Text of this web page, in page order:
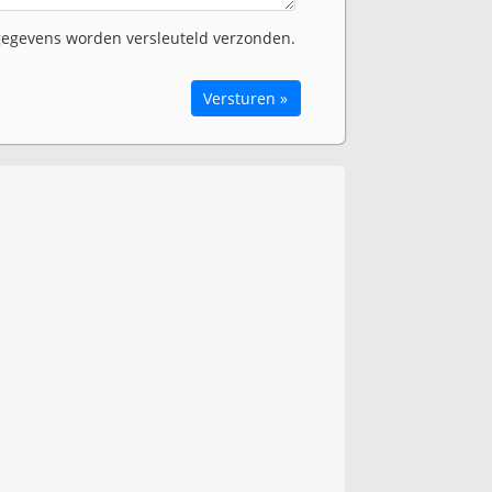
worden versleuteld verzonden.
Versturen »